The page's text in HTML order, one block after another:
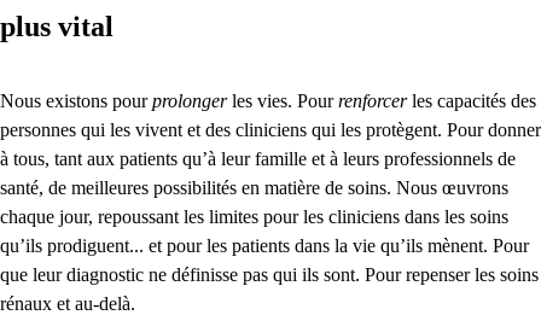
plus vital
Nous existons pourprolongerles vies. Pourrenforcerles capacités des
personnes qui les vivent et des cliniciens qui les protègent. Pour donner
à tous, tant aux patients qu’à leur famille et à leurs professionnels de
santé, de meilleures possibilités en matière de soins. Nous œuvrons
chaque jour, repoussant les limites pour les cliniciens dans les soins
qu’ils prodiguent... et pour les patients dans la vie qu’ils mènent. Pour
que leur diagnostic ne définisse pas qui ils sont. Pour repenser les soins
rénaux et au-delà.